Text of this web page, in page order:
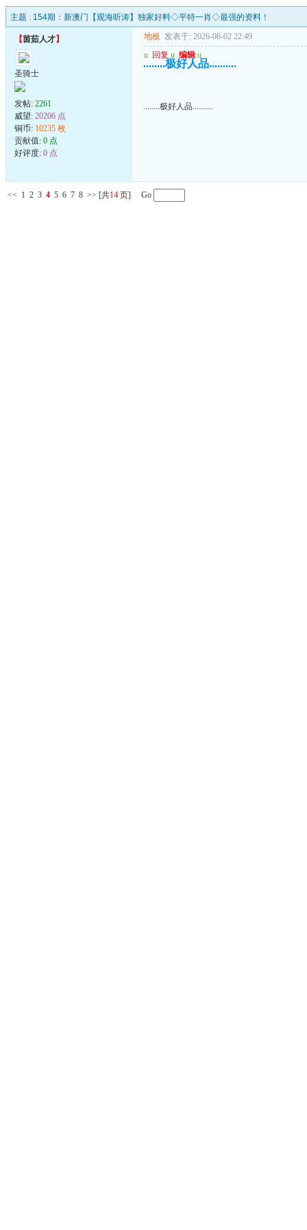
主题 : 154期：新澳门【观海听涛】独家好料◇平特一肖◇最强的资料！
【茵茹人才】
圣骑士
发帖: 2261
威望: 20206 点
铜币: 10235 枚
贡献值: 0 点
好评度: 0 点
地板 发表于: 2026-06-02 22:49
u 回复 u 编辑 u
........极好人品..........
........极好人品..........
<< 1 2 3 4 5 6 7 8 >> [共14 页] Go